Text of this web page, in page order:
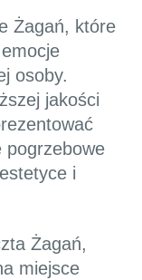
Żagań, które
osoby.
jakości
pogrzebowe
i
Żagań,
miejsce